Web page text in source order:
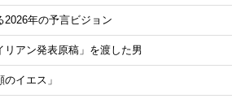
2026年の予言ビジョン
リアン発表原稿」を渡した男
イエス」